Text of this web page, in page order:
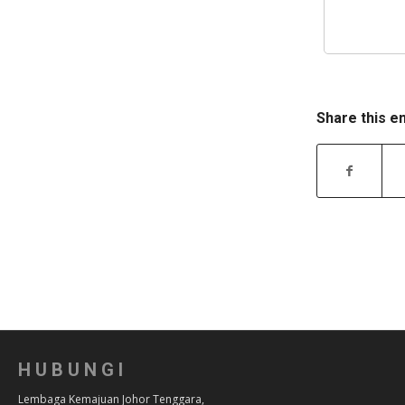
Share this
HUBUNGI
Lembaga Kemajuan Johor Tenggara,